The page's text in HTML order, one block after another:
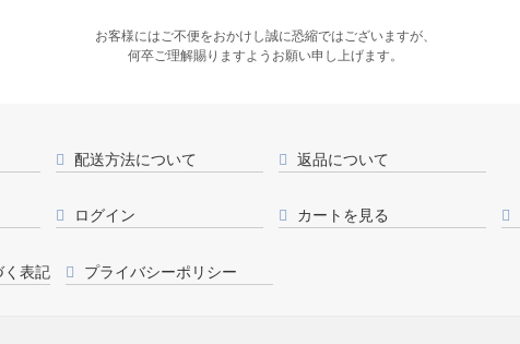
お客様にはご不便をおかけし誠に恐縮ではございますが、
何卒ご理解賜りますようお願い申し上げます。
配送方法について 返品について
ログイン カートを見る
く表記 プライバシーポリシー